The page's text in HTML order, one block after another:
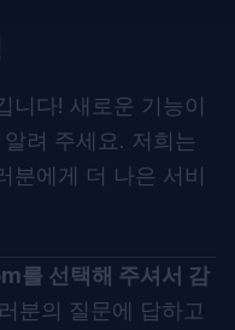
니다! 새로운 기능이
려 주세요. 저희는
분에게 더 나은 서비
를 선택해 주셔서 감
분의 질문에 답하고